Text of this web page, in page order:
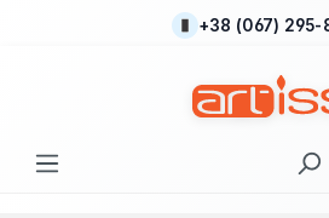
Перейти до основного вмісту
+38 (067) 295-